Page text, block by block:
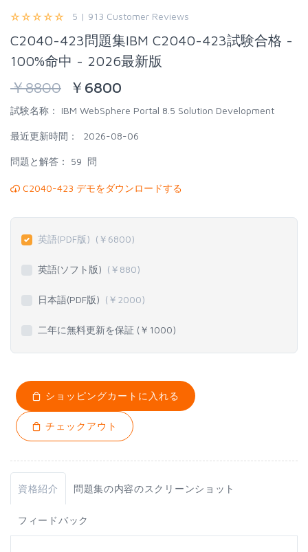
5 | 913 Customer Reviews
C2040-423問題集IBM C2040-423試験合格 -
100%命中 - 2026最新版
￥8800 ￥ 6800
試験名称： IBM WebSphere Portal 8.5 Solution Development
最近更新時間： 2026-08-06
問題と解答： 59 問
C2040-423 デモをダウンロードする
英語(PDF版) (￥ 6800)
英語(ソフト版) (￥ 880)
日本語(PDF版) (￥ 2000)
二年に無料更新を保証 (￥ 1000)
ショッピングカートに入れる
チェックアウト
資格紹介 問題集の内容のスクリーンショット
フィードバック